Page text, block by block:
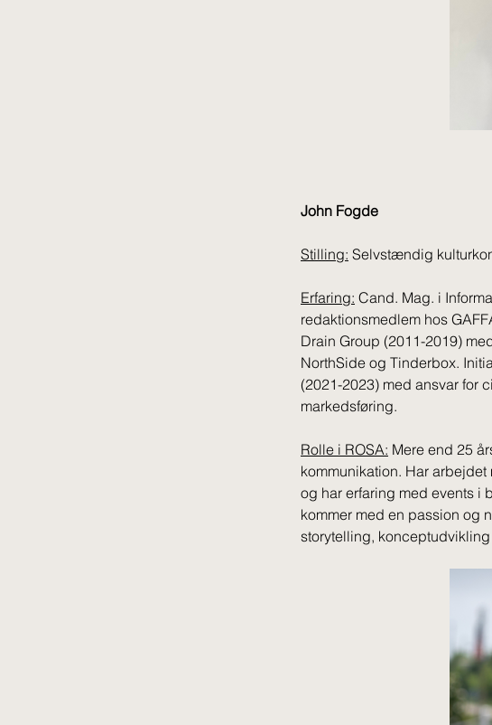
John Fogde
Stilling: Selvstændig
Erfaring: Cand. Mag. i
redaktionsmedlem hos
Drain Group (2011-2019)
NorthSide og Tinderbox.
(2021-2023) med ansvar for
markedsføring.
Rolle i ROSA: Mere end 25
kommunikation. Har
og har erfaring med events i
kommer med en passion og
storytelling,